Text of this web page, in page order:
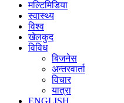
मल्टिमिडिया
स्वास्थ्य
विश्व
खेलकुद
विविध
बिजनेस
अन्तरवार्ता
विचार
यात्रा